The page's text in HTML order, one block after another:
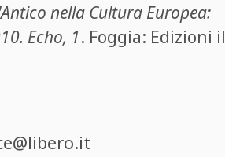
nella Cultura Europea:
Echo, 1. Foggia: Edizioni il